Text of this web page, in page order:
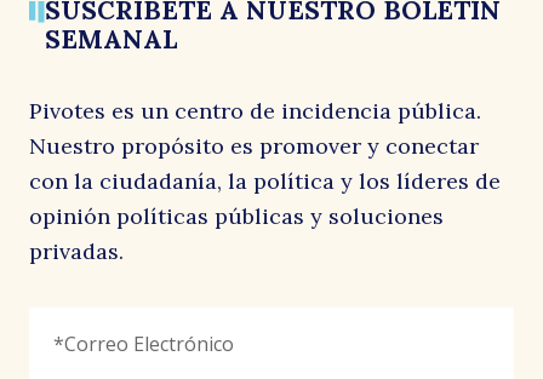
SUSCRÍBETE A NUESTRO BOLETÍN
SEMANAL
señala
Electrónico *
Pivotes es un centro de incidencia pública.
Nuestro propósito es promover y conectar
con la ciudadanía, la política y los líderes de
opinión políticas públicas y soluciones
privadas.